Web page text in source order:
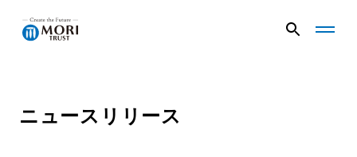
G
G
企業情報
ニュースリリース